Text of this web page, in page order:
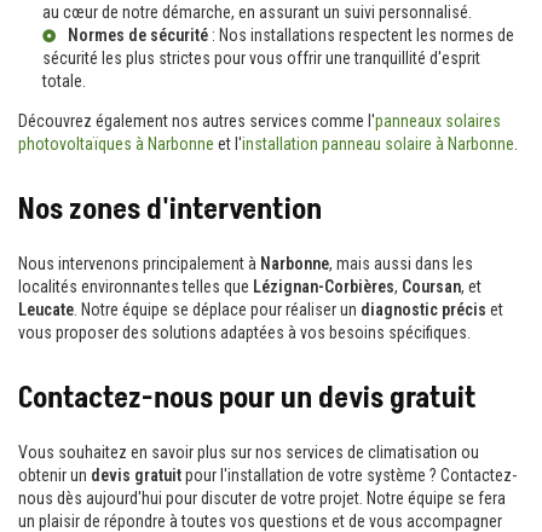
au cœur de notre démarche, en assurant un suivi personnalisé.
Normes de sécurité : Nos installations respectent les normes de
sécurité les plus strictes pour vous offrir une tranquillité d'esprit
totale.
Découvrez également nos autres services comme l'panneaux solaires
photovoltaïques à Narbonne et l'installation panneau solaire à Narbonne
Nos zones d'intervention
Nous intervenons principalement à Narbonne, mais aussi dans les
localités environnantes telles que Lézignan-Corbières, Coursan, et
Leucate . Notre équipe se déplace pour réaliser un diagnostic précis et
vous proposer des solutions adaptées à vos besoins spécifiques.
Contactez-nous pour un devis gratuit
Vous souhaitez en savoir plus sur nos services de climatisation ou
obtenir un devis gratuitpour l'installation de votre système ? Contactez-
nous dès aujourd'hui pour discuter de votre projet. Notre équipe se fera
un plaisir de répondre à toutes vos questions et de vous accompagner